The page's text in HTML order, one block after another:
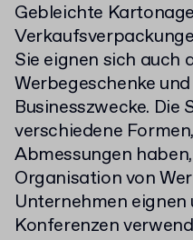
Gebleichte
Sie eignen sich auch
Werbegeschenke
Businesszwecke. Die
verschiedene
Abmessungen
Organisation von
Unternehmen
Konferenzen